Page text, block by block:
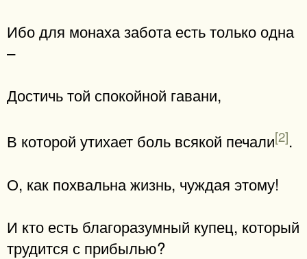
Ибо для монаха забота есть только одна
–
Достичь той спокойной гавани,
В которой утихает боль всякой печали[2].
О, как похвальна жизнь, чуждая этому!
И кто есть благоразумный купец, который
трудится с прибылью?